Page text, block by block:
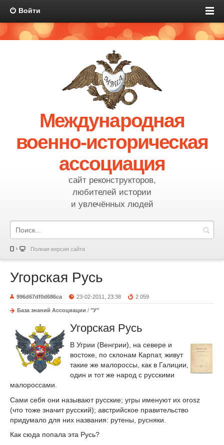
Войти
Международная
военно-историческая
ассоциация
сайт реконструкторов,
любителей истории
и увлечённых людей
Полная версия сайта
Угорская Русь
996d67df0d686ca 23-02-2011, 23:38 2 059
База знаний Ассоциации / "У"
Угорская Русь
В Угрии (Венгрии), на севере и
востоке, по склонам Карпат, живут
такие же малороссы, как в Галиции,
один и тот же народ с русскими
малороссами.
Сами себя они называют русские; угры именуют их orosz
(что тоже значит русский); австрийское правительство
придумало для них названия: рутены, русняки.
Как сюда попала эта Русь?